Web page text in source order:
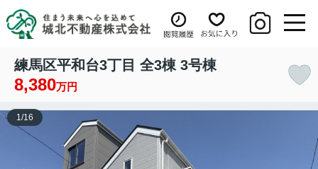
練馬区平和台3丁目 全3棟 3号棟
8,380万円
1/16